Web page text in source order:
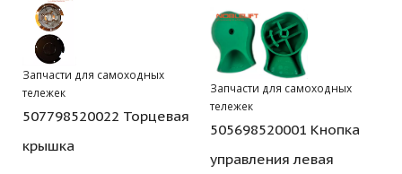
Запчасти для самоходных
тележек
507798520022 Торцевая
крышка
Запчасти для самоходных
тележек
505698520001 Кнопка
управления левая